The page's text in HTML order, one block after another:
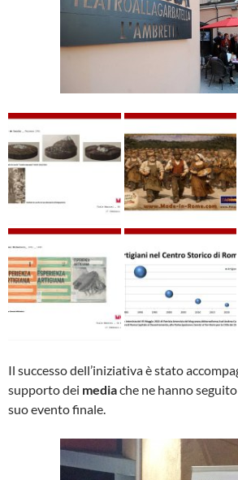
Il successo dell’iniziativa è stato
supporto dei mediache ne hanno
suo evento finale.